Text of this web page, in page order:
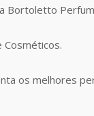
Bortoletto
os melhores